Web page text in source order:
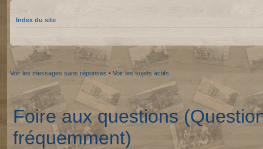
Index du site
Voir les messages sans réponses • Voir les sujets actifs
Foire aux questions
fréquemment)